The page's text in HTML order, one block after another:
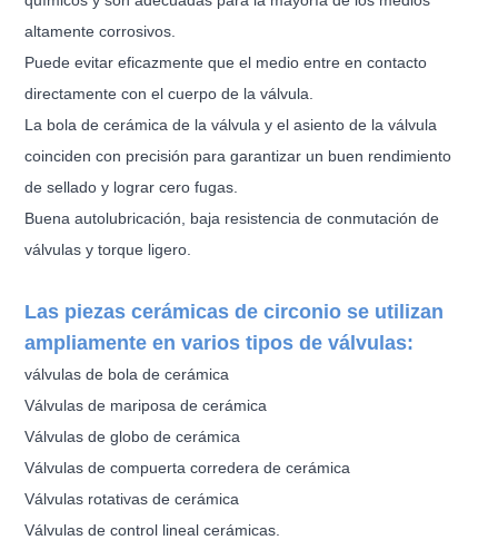
altamente corrosivos.
Puede evitar eficazmente que el medio entre en contacto
directamente con el cuerpo de la válvula.
La bola de cerámica de la válvula y el asiento de la válvula
coinciden con precisión para garantizar un buen rendimiento
de sellado y lograr cero fugas.
Buena autolubricación, baja resistencia de conmutación de
válvulas y torque ligero.
Las piezas cerámicas de circonio se utilizan
ampliamente en varios tipos de válvulas:
válvulas de bola de cerámica
Válvulas de mariposa de cerámica
Válvulas de globo de cerámica
Válvulas de compuerta corredera de cerámica
Válvulas rotativas de cerámica
Válvulas de control lineal cerámicas.